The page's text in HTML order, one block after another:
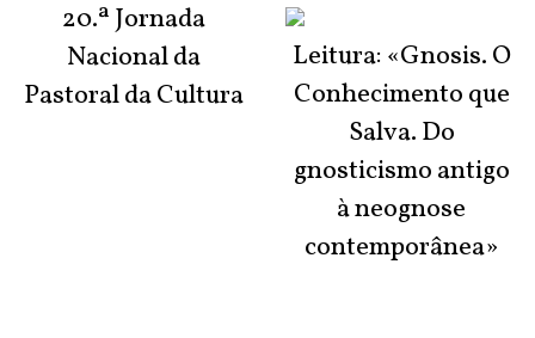
20.ª Jornada
Nacional da
Pastoral da Cultura
Leitura: «Gnosis. O
Conhecimento que
Salva. Do
gnosticismo antigo
à neognose
contemporânea»